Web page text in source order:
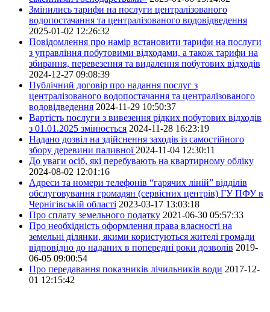
Змінились тарифи на послуги централізованого
водопостачання та централізованого водовідведення
2025-01-02 12:26:32
Повідомлення про намір встановити тарифи на послуги
з управління побутовими відходами, а також тарифи на
збирання, перевезення та видалення побутових відходів
2024-12-27 09:08:39
Публічний договір про надання послуг з
централізованого водопостачання та централізованого
водовідведення 2024-11-29 10:50:37
Вартість послуги з вивезення рідких побутових відходів
з 01.01.2025 змінюється 2024-11-28 16:23:19
Надано дозвіл на здійснення заходів із самостійного
збору деревини паливної 2024-11-04 12:30:11
До уваги осіб, які перебувають на квартирному обліку
2024-08-02 12:01:16
Адреси та номери телефонів “гарячих ліній” відділів
обслуговування громадян (сервісних центрів) ГУ ПФУ в
Чернігівській області 2023-03-17 13:03:18
Про сплату земельного податку 2021-06-30 05:57:33
Про необхідність оформлення права власності на
земельні ділянки, якими користуються жителі громади
відповідно до наданих в попередні роки дозволів 2019-
06-05 09:00:54
Про передавання показників лічильників води 2017-12-
01 12:15:42